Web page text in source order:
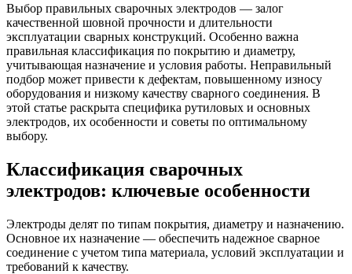
Выбор правильных сварочных электродов — залог
качественной шовной прочности и длительности
эксплуатации сварных конструкций. Особенно важна
правильная классификация по покрытию и диаметру,
учитывающая назначение и условия работы. Неправильный
подбор может привести к дефектам, повышенному износу
оборудования и низкому качеству сварного соединения. В
этой статье раскрыта специфика рутиловых и основных
электродов, их особенности и советы по оптимальному
выбору.
Классификация сварочных
электродов: ключевые особенности
Электроды делят по типам покрытия, диаметру и назначению.
Основное их назначение — обеспечить надежное сварное
соединение с учетом типа материала, условий эксплуатации и
требований к качеству.